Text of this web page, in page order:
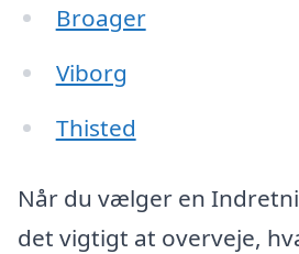
Broager
Viborg
Thisted
Når du vælger en
det vigtigt at overveje,